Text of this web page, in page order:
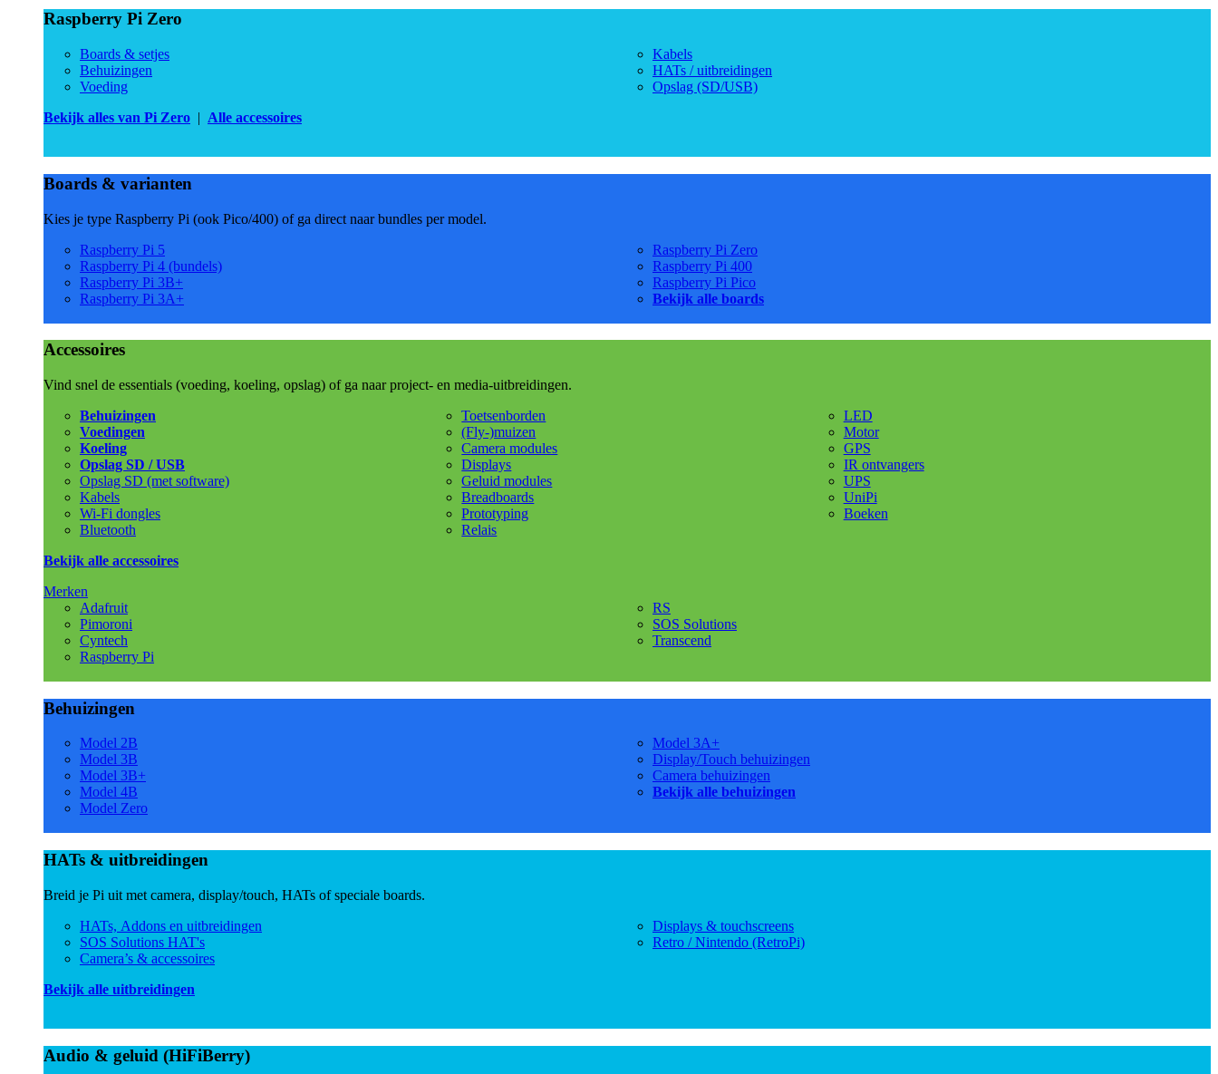
Raspberry Pi Zero
Boards & setjes
Behuizingen
Voeding
Kabels
HATs / uitbreidingen
Opslag (SD/USB)
Bekijk alles van Pi Zero | Alle accessoires
Boards & varianten
Kies je type Raspberry Pi (ook Pico/400) of ga direct naar bundles per model.
Raspberry Pi 5
Raspberry Pi 4 (bundels)
Raspberry Pi 3B+
Raspberry Pi 3A+
Raspberry Pi Zero
Raspberry Pi 400
Raspberry Pi Pico
Bekijk alle boards
Accessoires
Vind snel de essentials (voeding, koeling, opslag) of ga naar project- en media-uitbreidingen.
Behuizingen
Voedingen
Koeling
Opslag SD / USB
Opslag SD (met software)
Kabels
Wi-Fi dongles
Bluetooth
Toetsenborden
(Fly-)muizen
Camera modules
Displays
Geluid modules
Breadboards
Prototyping
Relais
LED
Motor
GPS
IR ontvangers
UPS
UniPi
Boeken
Bekijk alle accessoires
Merken
Adafruit
Pimoroni
Cyntech
Raspberry Pi
RS
SOS Solutions
Transcend
Behuizingen
Model 2B
Model 3B
Model 3B+
Model 4B
Model Zero
Model 3A+
Display/Touch behuizingen
Camera behuizingen
Bekijk alle behuizingen
HATs & uitbreidingen
Breid je Pi uit met camera, display/touch, HATs of speciale boards.
HATs, Addons en uitbreidingen
SOS Solutions HAT's
Camera’s & accessoires
Displays & touchscreens
Retro / Nintendo (RetroPi)
Bekijk alle uitbreidingen
Audio & geluid (HiFiBerry)